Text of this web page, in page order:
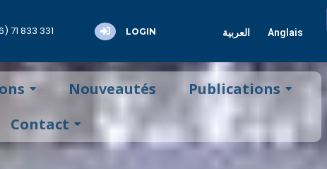
71 833 331 LOGIN العربية Anglais
Nouveautés
Publications
Contact